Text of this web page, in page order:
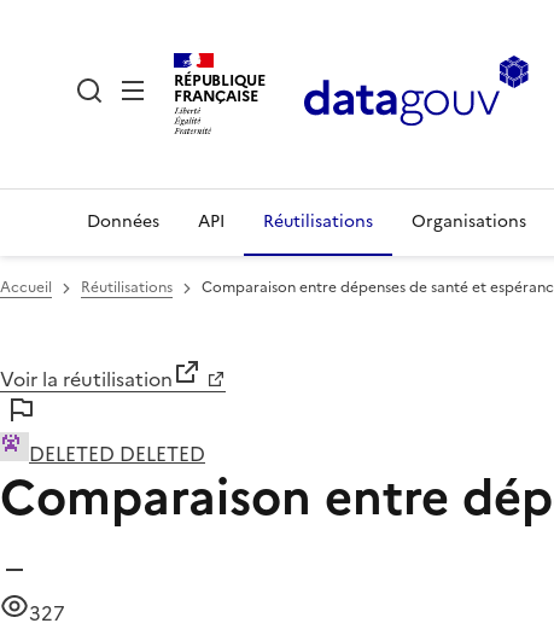
RÉPUBLIQUE
FRANÇAISE
Données API Réutilisations Organisations
Accueil Réutilisations Comparaison entre dépenses de santé et
Voir la réutilisation
DELETED DELETED
Comparaison entre
327